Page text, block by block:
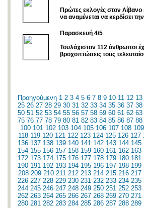
Πρώτες εκλογές στον
να αναμένεται να κερδίσει
Παρασκευή 4/5
Τουλάχιστον 112 άνθρωποι
βροχοπτώσεις τους
Προηγούμενη 1 2 3 4 5 6 7 8 9 10 11 12 13
25 26 27 28 29 30 31 32 33 34 35 36 37 38
50 51 52 53 54 55 56 57 58 59 60 61 62 63
75 76 77 78 79 80 81 82 83 84 85 86 87 88
100 101 102 103 104 105 106 107 108 109
118 119 120 121 122 123 124 125 126 127
136 137 138 139 140 141 142 143 144 145
154 155 156 157 158 159 160 161 162 163
172 173 174 175 176 177 178 179 180 181
190 191 192 193 194 195 196 197 198 199
208 209 210 211 212 213 214 215 216 217
226 227 228 229 230 231 232 233 234 235
244 245 246 247 248 249 250 251 252 253
262 263 264 265 266 267 268 269 270 271
280 281 282 283 284 285 286 287 288 289